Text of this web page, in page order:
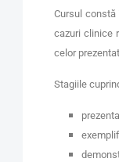
Cursul
cazuri clinice
celor
Stagiile